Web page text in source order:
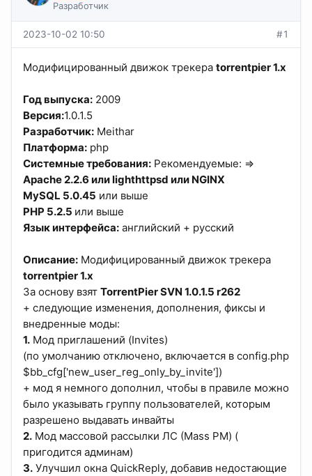
Разработчик
2023-10-02 10:50 #1
Модифицированный движок трекера torrentpier 1.х
Год выпуска: 2009
Версия:1.0.1.5
Разработчик: Meithar
Платформа: php
Системные требования: Рекомендуемые: =>
Apache 2.2.6 или lighthttpsd или NGINX
MySQL 5.0.45 или выше
PHP 5.2.5 или выше
Язык интерфейса: английский + русский
Описание: Модифицированный движок трекера
torrentpier 1.х
За основу взят TorrentPier SVN 1.0.1.5 r262
+ следующие изменения, дополнения, фиксы и
внедренные моды:
1. Мод приглашений (Invites)
(по умолчанию отключено, включается в config.php
$bb_cfg['new_user_reg_only_by_invite'])
+ мод я немного дополнил, чтобы в правиле можно
было указывать группу пользователей, которым
разрешено выдавать инвайты
2. Мод массовой рассылки ЛС (Mass PM) (
пригодится админам)
3. Улучшил окна QuickReply, добавив недостающие